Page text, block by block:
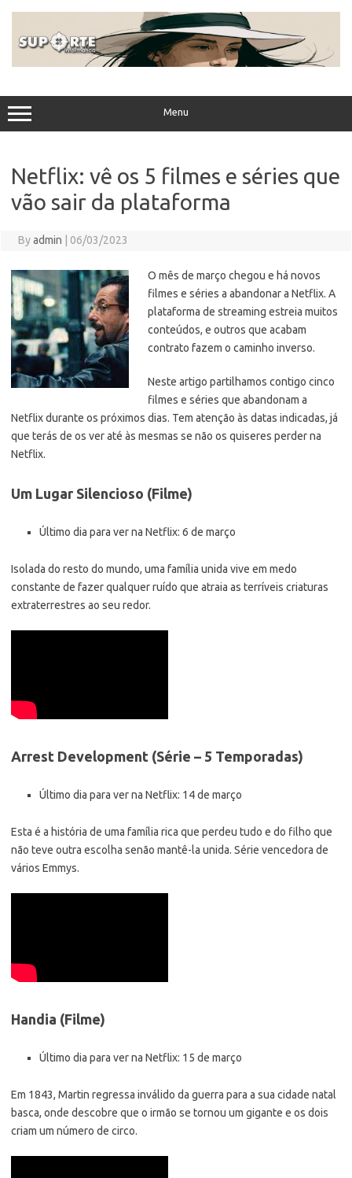
Menu
Netflix: vê os 5 filmes e séries que
vão sair da plataforma
Byadmin 06/03/2023
O mês de março chegou e há novos
filmes e séries a abandonar a Netflix. A
plataforma de streaming estreia muitos
conteúdos, e outros que acabam
contrato fazem o caminho inverso.
Neste artigo partilhamos contigo cinco
filmes e séries que abandonam a
Netflix durante os próximos dias. Tem atenção às datas indicadas, já
que terás de os ver até às mesmas se não os quiseres perder na
Netflix.
Um Lugar Silencioso (Filme)
Último dia para ver na Netflix: 6 de março
Isolada do resto do mundo, uma família unida vive em medo
constante de fazer qualquer ruído que atraia as terríveis criaturas
extraterrestres ao seu redor.
Arrest Development (Série – 5 Temporadas)
Último dia para ver na Netflix: 14 de março
Esta é a história de uma família rica que perdeu tudo e do filho que
não teve outra escolha senão mantê-la unida. Série vencedora de
vários Emmys.
Handia (Filme)
Último dia para ver na Netflix: 15 de março
Em 1843, Martin regressa inválido da guerra para a sua cidade natal
basca, onde descobre que o irmão se tornou um gigante e os dois
criam um número de circo.